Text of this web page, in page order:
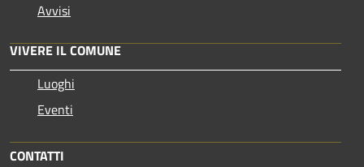
Avvisi
VIVERE IL COMUNE
Luoghi
Eventi
CONTATTI